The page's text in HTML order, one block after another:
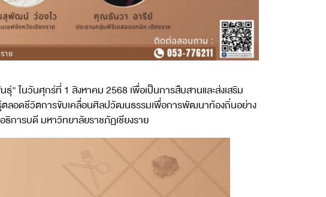
ในวันศุกร์ที่ 1 สิงหาคม 2568 เพื่อเป็นการสืบสานและส่งเสริม
ตลอดชีวิตการขับเคลื่อนศิลปวัฒนธรรมเพื่อการพัฒนาท้องถิ่นอย่าง
การบดี มหาวิทยาลัยราชภัฏเชียงราย